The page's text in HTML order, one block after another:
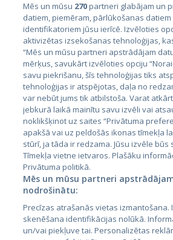
Страны
Эстония
Латвия
Литва
City24.lv
City24.ee
GetaPro.lv
Kainos.lt
Mēs un mūsu 270partneri glabājam un
datiem, piemēram, pārlūkošanas
identifikatoriem jūsu ierīcē. Izvēloties
aktivizētas izsekošanas tehnoloģijas,
“Mēs un mūsu partneri apstrādājam
mērķus, savukārt izvēloties opciju
savu piekrišanu, šīs tehnoloģijas tiks
tehnoloģijas ir atspējotas, daļa no
var nebūt jums tik atbilstoša. Varat
jebkurā laikā mainītu savu izvēli vai
noklikšķinot uz saites “Privātuma
apakšā vai uz peldošās ikonas tīmekļa
stūrī, ja tāda ir redzama. Jūsu izvēle
Tīmekļa vietne ietvaros. Plašāku
Privātuma politikā.
Mēs un mūsu partneri
nodrošinātu:
Precīzas atrašanās vietas
skenēšana identifikācijas nolūkā.
un/vai piekļuve tai. Personalizētas